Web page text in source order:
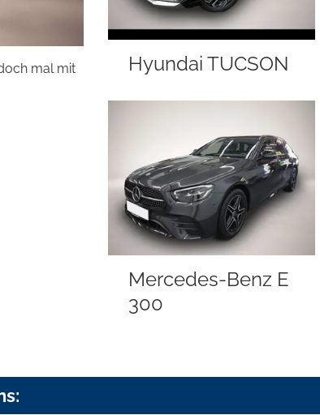
mal mit
Hyundai TUCSON
Mercedes-Benz E
300